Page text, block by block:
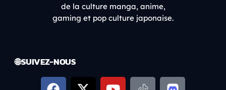
de la culture manga, anime,
gaming et pop culture japonaise.
🌐 SUIVEZ-NOUS